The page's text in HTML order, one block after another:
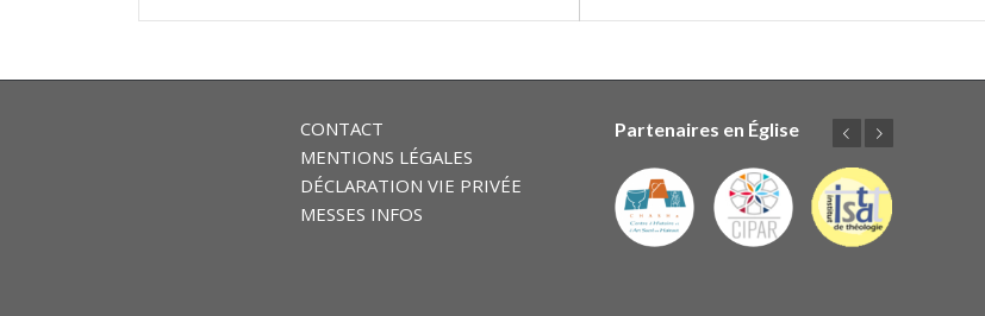
CONTACT
MENTIONS LÉGALES
DÉCLARATION VIE PRIVÉE
MESSES INFOS
Partenaires en Église
PrécédentSuivant